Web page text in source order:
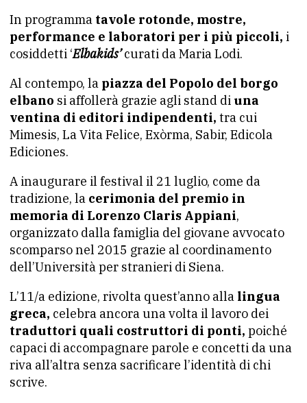
In programma tavole rotonde, mostre,
performance e laboratori per i più piccoli, i
cosiddetti ‘Elbakids’curati da Maria Lodi.
Al contempo, la piazza del Popolo del borgo
elbano si affollerà grazie agli stand di una
ventina di editori indipendenti, tra cui
Mimesis, La Vita Felice, Exòrma, Sabir, Edicola
Ediciones.
A inaugurare il festival il 21 luglio, come da
tradizione, la cerimonia del premio in
memoria di Lorenzo Claris Appiani,
organizzato dalla famiglia del giovane avvocato
scomparso nel 2015 grazie al coordinamento
dell’Università per stranieri di Siena.
L’11/a edizione, rivolta quest’anno alla lingua
greca, celebra ancora una volta il lavoro dei
traduttori quali costruttori di ponti, poiché
capaci di accompagnare parole e concetti da una
riva all’altra senza sacrificare l’identità di chi
scrive.